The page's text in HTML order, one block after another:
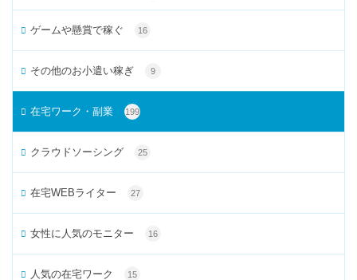
ゲームや懸賞で稼ぐ 16
その他のお小遣い稼ぎ 9
在宅ワーク・副業 199
クラウドソーシング 25
在宅WEBライター 27
女性に人気のモニター 16
人気の在宅ワーク 15